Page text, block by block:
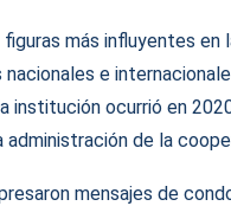
más influyentes en
e
ocurrió en
de la
mensajes de